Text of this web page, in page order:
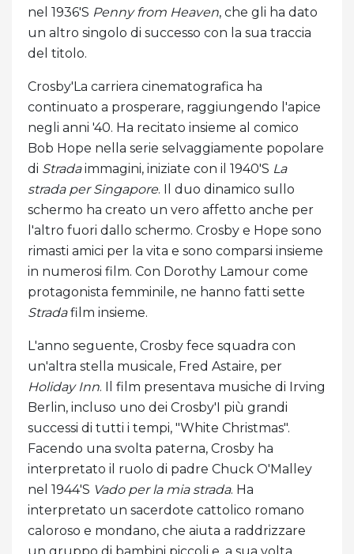
nel 1936'S Penny from Heaven, che gli ha dato
un altro singolo di successo con la sua traccia
del titolo.
Crosby'La carriera cinematografica ha
continuato a prosperare, raggiungendo l'apice
negli anni '40. Ha recitato insieme al comico
Bob Hope nella serie selvaggiamente popolare
di Stradaimmagini, iniziate con il 1940'S La
strada per Singapore. Il duo dinamico sullo
schermo ha creato un vero affetto anche per
l'altro fuori dallo schermo. Crosby e Hope sono
rimasti amici per la vita e sono comparsi insieme
in numerosi film. Con Dorothy Lamour come
protagonista femminile, ne hanno fatti sette
Stradafilm insieme.
L'anno seguente, Crosby fece squadra con
un'altra stella musicale, Fred Astaire, per
Holiday Inn. Il film presentava musiche di Irving
Berlin, incluso uno dei Crosby'I più grandi
successi di tutti i tempi, "White Christmas".
Facendo una svolta paterna, Crosby ha
interpretato il ruolo di padre Chuck O'Malley
nel 1944'S Vado per la mia strada. Ha
interpretato un sacerdote cattolico romano
caloroso e mondano, che aiuta a raddrizzare